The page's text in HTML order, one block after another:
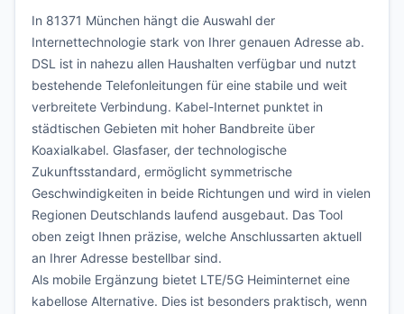
In 81371 München hängt die Auswahl der
Internettechnologie stark von Ihrer genauen Adresse ab.
DSL ist in nahezu allen Haushalten verfügbar und nutzt
bestehende Telefonleitungen für eine stabile und weit
verbreitete Verbindung. Kabel-Internet punktet in
städtischen Gebieten mit hoher Bandbreite über
Koaxialkabel. Glasfaser, der technologische
Zukunftsstandard, ermöglicht symmetrische
Geschwindigkeiten in beide Richtungen und wird in vielen
Regionen Deutschlands laufend ausgebaut. Das Tool
oben zeigt Ihnen präzise, welche Anschlussarten aktuell
an Ihrer Adresse bestellbar sind.
Als mobile Ergänzung bietet LTE/5G Heiminternet eine
kabellose Alternative. Dies ist besonders praktisch, wenn